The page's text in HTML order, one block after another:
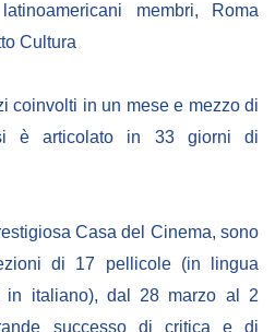
membri, Roma
Cultura
coinvolti in un mese e mezzo di
si è articolato in 33 giorni di
Casa del Cinema, sono
di 17 pellicole (in lingua
in italiano), dal 28 marzo al 2
successo di critica e di